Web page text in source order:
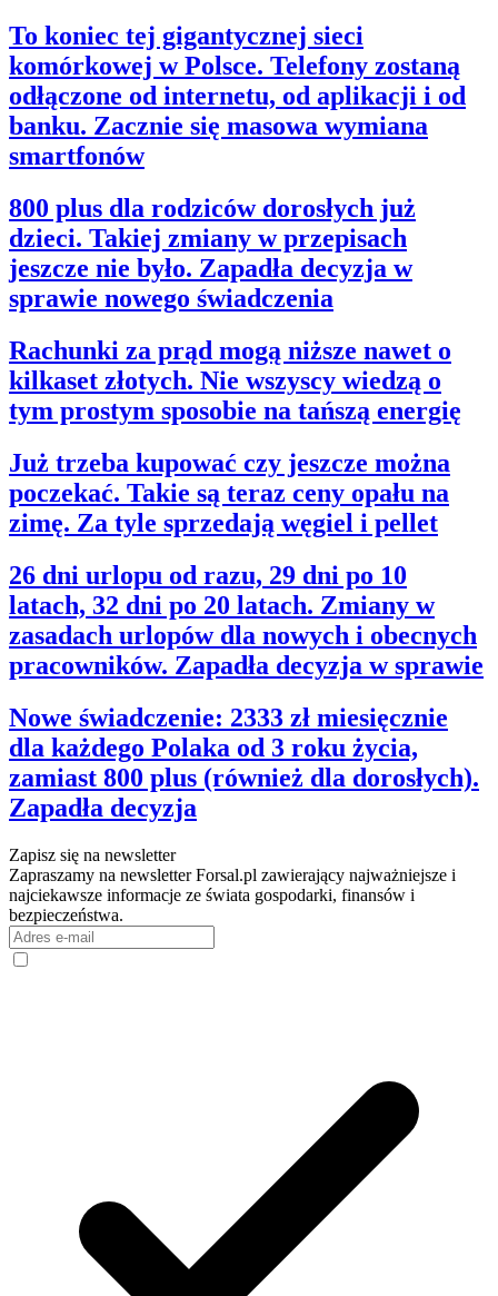
To koniec tej gigantycznej sieci
komórkowej w Polsce. Telefony zostaną
odłączone od internetu, od aplikacji i od
banku. Zacznie się masowa wymiana
smartfonów
800 plus dla rodziców dorosłych już
dzieci. Takiej zmiany w przepisach
jeszcze nie było. Zapadła decyzja w
sprawie nowego świadczenia
Rachunki za prąd mogą niższe nawet o
kilkaset złotych. Nie wszyscy wiedzą o
tym prostym sposobie na tańszą energię
Już trzeba kupować czy jeszcze można
poczekać. Takie są teraz ceny opału na
zimę. Za tyle sprzedają węgiel i pellet
26 dni urlopu od razu, 29 dni po 10
latach, 32 dni po 20 latach. Zmiany w
zasadach urlopów dla nowych i obecnych
pracowników. Zapadła decyzja w sprawie
Nowe świadczenie: 2333 zł miesięcznie
dla każdego Polaka od 3 roku życia,
zamiast 800 plus (również dla dorosłych).
Zapadła decyzja
Zapisz się na newsletter
Zapraszamy na newsletter Forsal.pl zawierający najważniejsze i
najciekawsze informacje ze świata gospodarki, finansów i
bezpieczeństwa.